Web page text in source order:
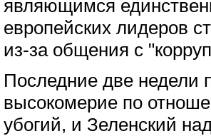
являющимся
европейских лидеров
из-за общения с
Последние две недели
высокомерие по
убогий, и Зеленский